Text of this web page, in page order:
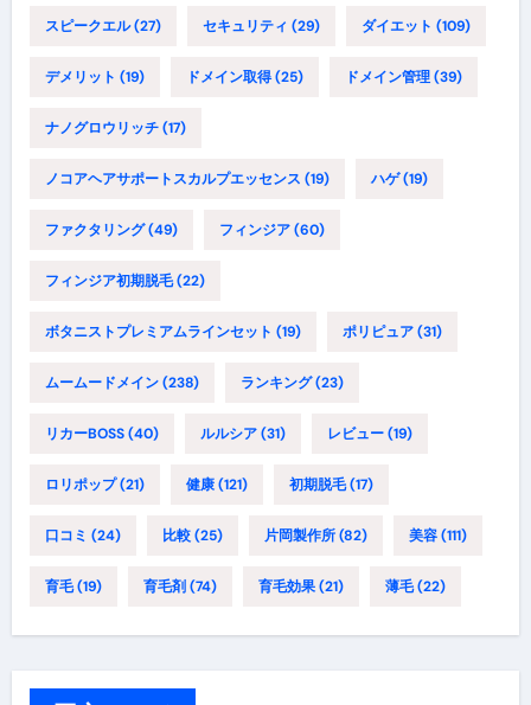
スピークエル(27) セキュリティ (29) ダイエット (109)
デメリット (19) ドメイン取得(25) ドメイン管理(39)
ナノグロウリッチ(17)
ノコアヘアサポートスカルプエッセンス (19) ハゲ(19)
ファクタリング(49) フィンジア(60)
フィンジア初期脱毛(22)
ボタニストプレミアムラインセット (19) ポリピュア(31)
ムームードメイン(238) ランキング(23)
リカーBOSS(40) ルルシア(31) レビュー(19)
ロリポップ(21) 健康(121) 初期脱毛(17)
口コミ (24) 比較(25) 片岡製作所(82) 美容(111)
育毛(19) 育毛剤(74) 育毛効果(21) 薄毛(22)